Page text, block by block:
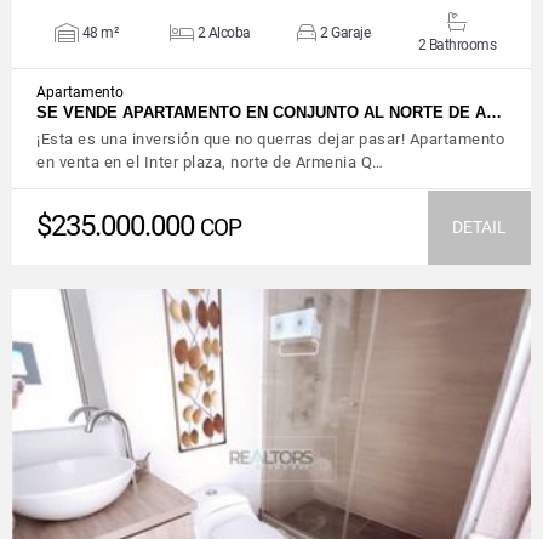
48 m² 2 Alcoba 2 Garaje
2 Bathrooms
Apartamento
SE VENDE APARTAMENTO EN CONJUNTO AL NORTE DE A…
¡Esta es una inversión que no querras dejar pasar! Apartamento
en venta en el Inter plaza, norte de Armenia Q…
$235.000.000 COP DETAIL
VIEW DETAILS